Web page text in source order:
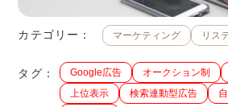
カテゴリー： マーケティング リス
タグ： Google広告 オークション制
上位表示
検索連動型広告